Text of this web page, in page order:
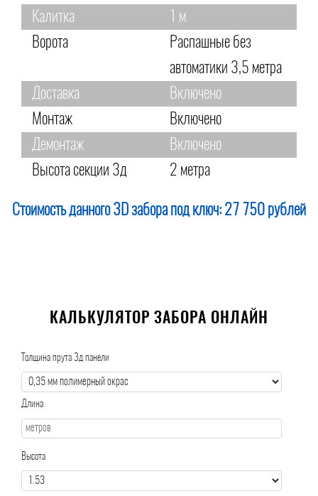
Калитка
1 м
Ворота
Распашные без
автоматики 3,5 метра
Доставка
Включено
Монтаж
Включено
Демонтаж
Включено
Высота секции 3д
2 метра
Стоимость данного 3D забора под ключ: 27 750 рублей
КАЛЬКУЛЯТОР ЗАБОРА ОНЛАЙН
Толщина прута 3д панели
Длина
Высота